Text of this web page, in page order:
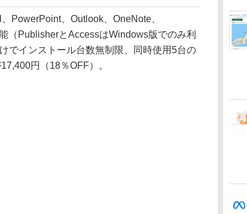
PowerPoint、Outlook、OneNote、
（PublisherとAccessはWindows版でのみ利
でインストール台数無制限、同時使用5台の
円（18％OFF）。